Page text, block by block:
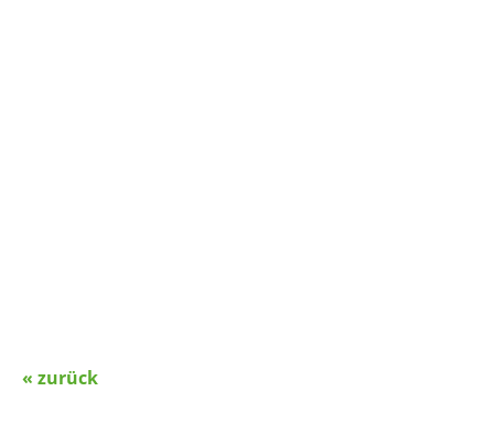
« zurück